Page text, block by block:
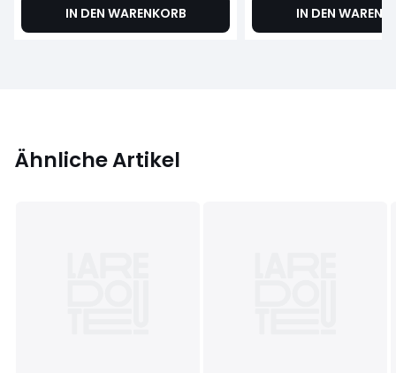
IN DEN WARENKORB IN DEN
Ähnliche Artikel